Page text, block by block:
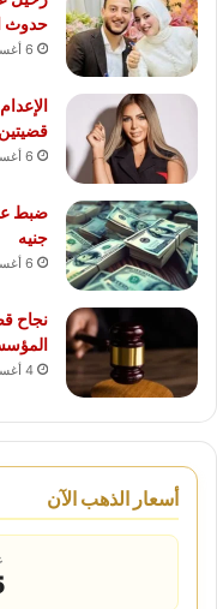
حدوث
6 أغسطس، 2026
6 أغسطس، 2026
جنيه
6 أغسطس، 2026
نجاح
4 أغسطس، 2026
أسعار الذهب الآن